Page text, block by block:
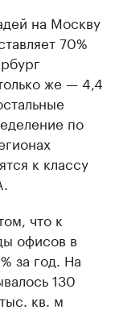
на Москву
70%
же — 4,4
по
к классу
что к
офисов в
за год. На
130
кв. м